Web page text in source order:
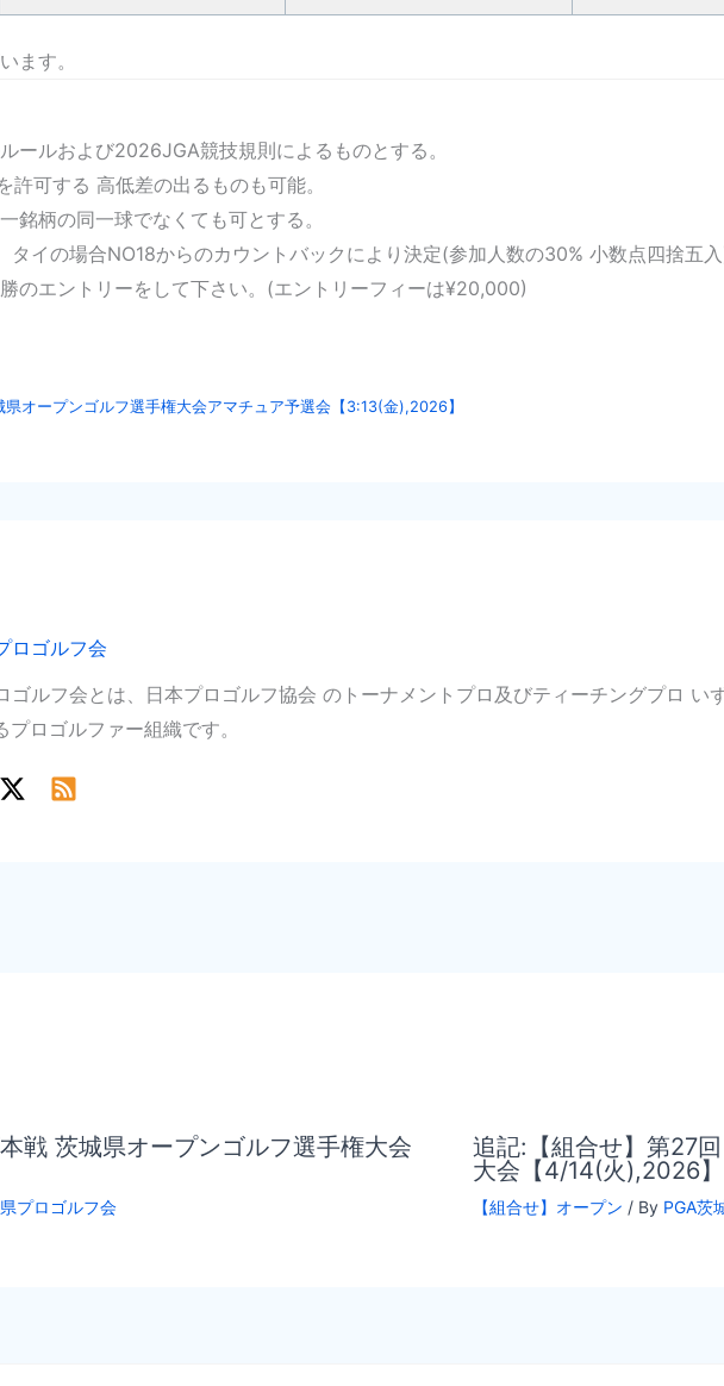
ます。
ールおよび2026JGA競技規則によるものとする。
可する 高低差の出るものも可能。
銘柄の同一球でなくても可とする。
タイの場合NO18からのカウントバックにより決定(参加人数の30% 小数点四捨五
のエントリーをして下さい。(エントリーフィーは¥20,000)
県オープンゴルフ選手権大会アマチュア予選会【3:13(金),2026】
ロゴルフ会
ゴルフ会とは、日本プロゴルフ協会 のトーナメントプロ及びティーチングプロ い
プロゴルファー組織です。
戦 茨城県オープンゴルフ選手権大会
プロゴルフ会
追記:【組合せ】第27
大会【4/14(火),2026】
【組合せ】オープン / By PGA茨